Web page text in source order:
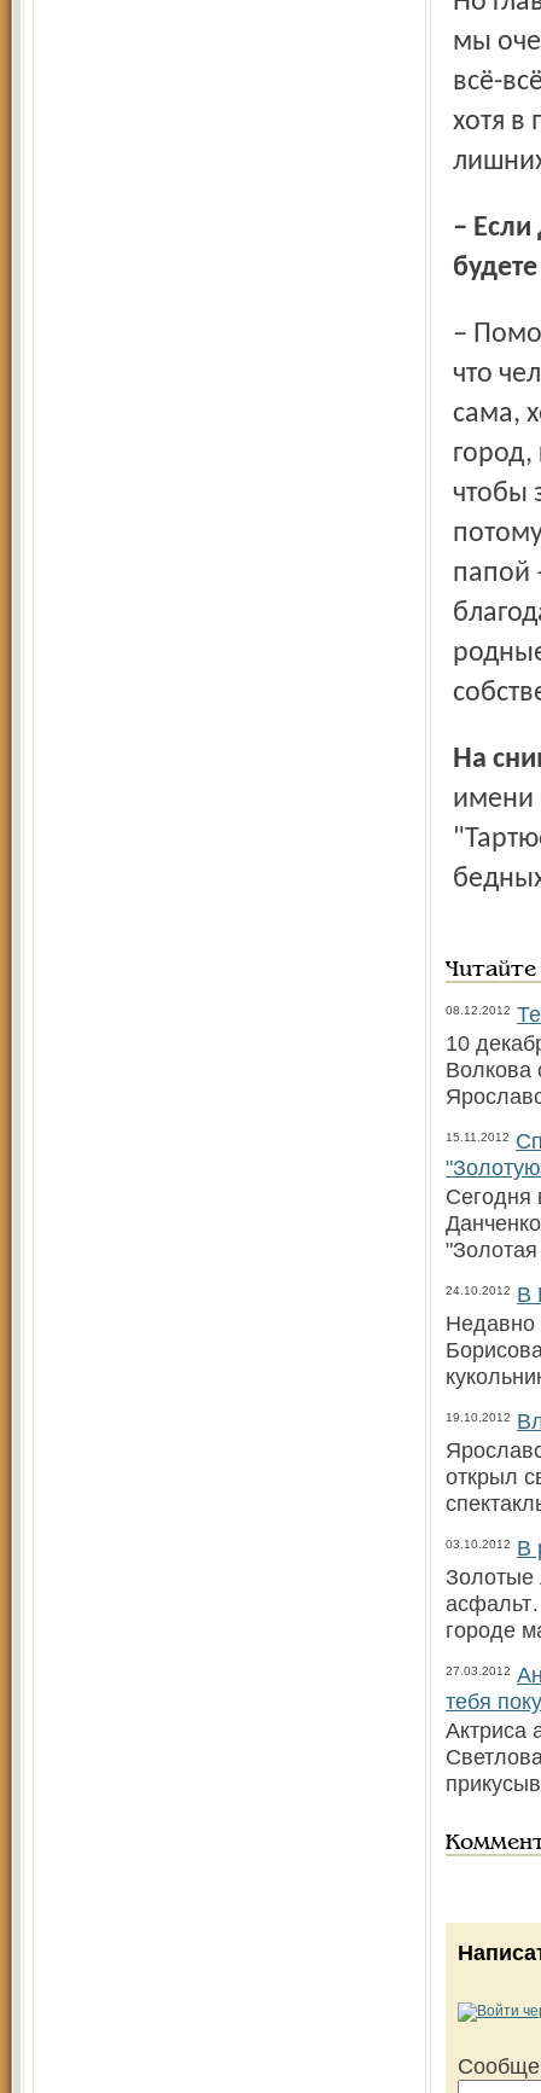
мы
всё-
хотя в
– Если дочь Глафира надумает пойти по вашим стопам,
– Помогу, если почувствую, что это необходимо. Считаю,
что
сама,
город,
чтобы
папой
На
имени
08.12.2012
10
Волкова
15.11.2012
Сегодня
24.10.2012
В
Недавно
19.10.2012
открыл
03.10.2012
В
Золотые
городе
27.03.2012
тебя
Актриса